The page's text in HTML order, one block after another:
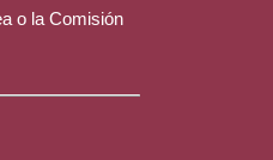
o la Comisión